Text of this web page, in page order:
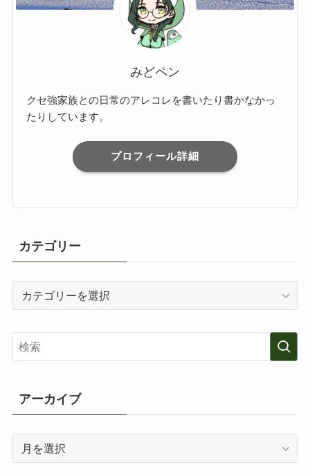
みどペン
クセ強家族との日常のアレコレを書いたり書かなかっ
たりしています。
プロフィール詳細
カテゴリー
リ
ー
アーカイブ